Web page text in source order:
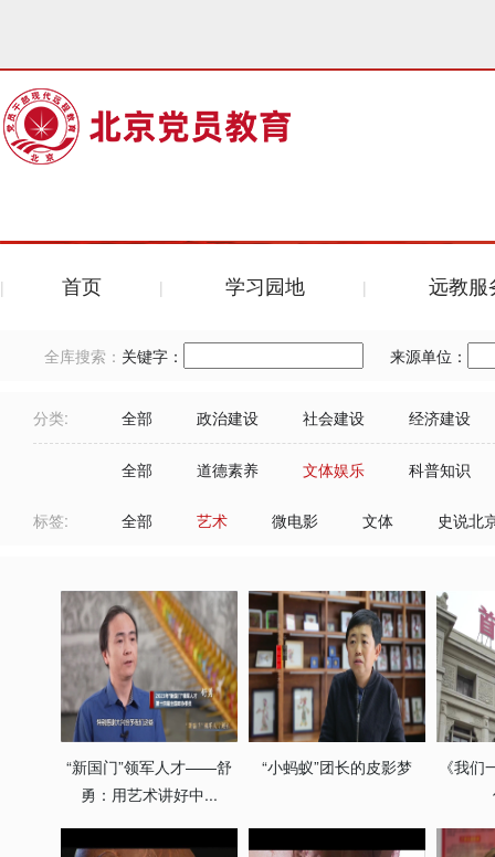
首页 学习园地 远教服
全库搜索： 关键字： 来源单位：
分类: 全部 政治建设 社会建设 经济建设
全部 道德素养 文体娱乐 科普知识
标签: 全部 艺术 微电影 文体 史说北
“新国门”领军人才——舒
勇：用艺术讲好中...
“小蚂蚁”团长的皮影梦
《我